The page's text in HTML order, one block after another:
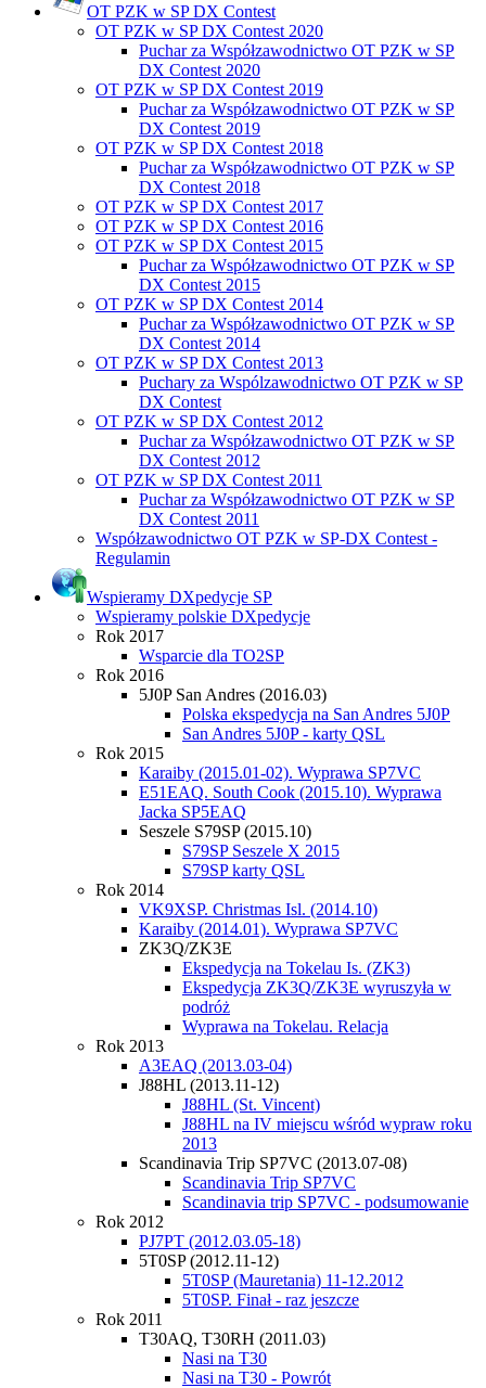
OT PZK w SP DX Contest
OT PZK w SP DX Contest 2020
Puchar za Współzawodnictwo OT PZK w SP
DX Contest 2020
OT PZK w SP DX Contest 2019
Puchar za Współzawodnictwo OT PZK w SP
DX Contest 2019
OT PZK w SP DX Contest 2018
Puchar za Współzawodnictwo OT PZK w SP
DX Contest 2018
OT PZK w SP DX Contest 2017
OT PZK w SP DX Contest 2016
OT PZK w SP DX Contest 2015
Puchar za Współzawodnictwo OT PZK w SP
DX Contest 2015
OT PZK w SP DX Contest 2014
Puchar za Współzawodnictwo OT PZK w SP
DX Contest 2014
OT PZK w SP DX Contest 2013
Puchary za Wspólzawodnictwo OT PZK w SP
DX Contest
OT PZK w SP DX Contest 2012
Puchar za Współzawodnictwo OT PZK w SP
DX Contest 2012
OT PZK w SP DX Contest 2011
Puchar za Współzawodnictwo OT PZK w SP
DX Contest 2011
Współzawodnictwo OT PZK w SP-DX Contest -
Regulamin
Wspieramy DXpedycje SP
Wspieramy polskie DXpedycje
Rok 2017
Wsparcie dla TO2SP
Rok 2016
5J0P San Andres (2016.03)
Polska ekspedycja na San Andres 5J0P
San Andres 5J0P - karty QSL
Rok 2015
Karaiby (2015.01-02). Wyprawa SP7VC
E51EAQ. South Cook (2015.10). Wyprawa
Jacka SP5EAQ
Seszele S79SP (2015.10)
S79SP Seszele X 2015
S79SP karty QSL
Rok 2014
VK9XSP. Christmas Isl. (2014.10)
Karaiby (2014.01). Wyprawa SP7VC
ZK3Q/ZK3E
Ekspedycja na Tokelau Is. (ZK3)
Ekspedycja ZK3Q/ZK3E wyruszyła w
podróż
Wyprawa na Tokelau. Relacja
Rok 2013
A3EAQ (2013.03-04)
J88HL (2013.11-12)
J88HL (St. Vincent)
J88HL na IV miejscu wśród wypraw roku
2013
Scandinavia Trip SP7VC (2013.07-08)
Scandinavia Trip SP7VC
Scandinavia trip SP7VC - podsumowanie
Rok 2012
PJ7PT (2012.03.05-18)
5T0SP (2012.11-12)
5T0SP (Mauretania) 11-12.2012
5T0SP. Finał - raz jeszcze
Rok 2011
T30AQ, T30RH (2011.03)
Nasi na T30
Nasi na T30 - Powrót